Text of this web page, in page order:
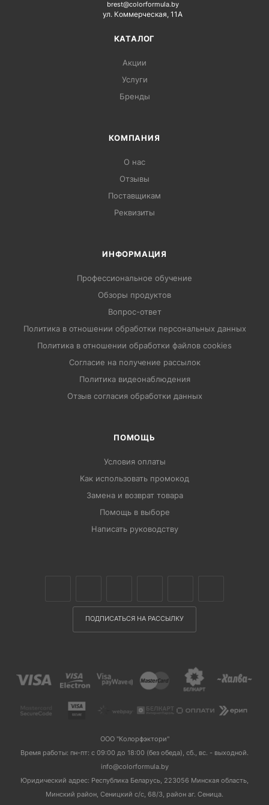
brest@colorformula.by
ул. Коммерческая, 11А
КАТАЛОГ
Акции
Услуги
Бренды
КОМПАНИЯ
О нас
Отзывы
Поставщикам
Реквизиты
ИНФОРМАЦИЯ
Профессиональное обучение
Обзоры продуктов
Вопрос-ответ
Политика в отношении обработки персональных данных
Политика в отношении обработки файлов cookies
Согласие на получение рассылок
Политика видеонаблюдения
Отзыв согласия обработки данных
ПОМОЩЬ
Условия оплаты
Как использовать промокод
Замена и возврат товара
Помощь в выборе
Написать руководству
ПОДПИСАТЬСЯ НА РАССЫЛКУ
ООО "Колорфэктори"
Время работы: пн-пт: с 09:00 до 18:00 (без обеда), сб., вс. - выходной.
info@colorformula.by
Юридический адрес: Республика Беларусь, 223056 Минская область,
Минский район, Сеницкий с/с, 68/3, район аг. Сеница.